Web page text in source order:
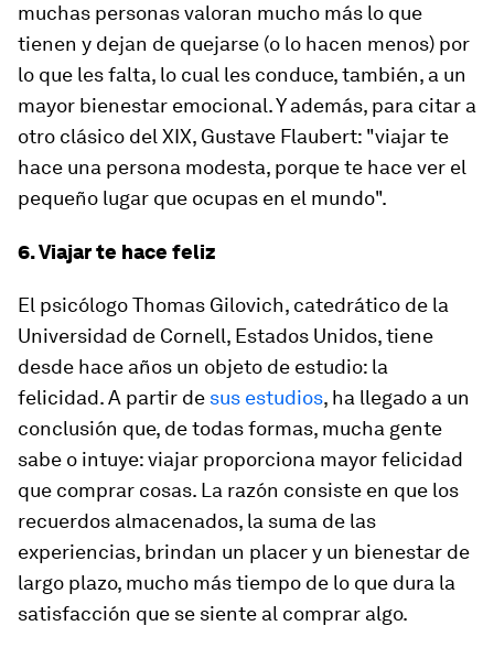
muchas personas valoran mucho más lo que
tienen y dejan de quejarse (o lo hacen menos) por
lo que les falta, lo cual les conduce, también, a un
mayor bienestar emocional. Y además, para citar a
otro clásico del XIX, Gustave Flaubert: "viajar te
hace una persona modesta, porque te hace ver el
pequeño lugar que ocupas en el mundo".
6. Viajar te hace feliz
El psicólogo Thomas Gilovich, catedrático de la
Universidad de Cornell, Estados Unidos, tiene
desde hace años un objeto de estudio: la
felicidad. A partir de sus estudios, ha llegado a un
conclusión que, de todas formas, mucha gente
sabe o intuye: viajar proporciona mayor felicidad
que comprar cosas. La razón consiste en que los
recuerdos almacenados, la suma de las
experiencias, brindan un placer y un bienestar de
largo plazo, mucho más tiempo de lo que dura la
satisfacción que se siente al comprar algo.